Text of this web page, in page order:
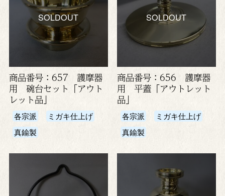
SOLDOUT
商品番号：657 護摩器
用 碗台セット「アウト
レット品」
各宗派
ミガキ仕上げ
真鍮製
SOLDOUT
商品番号：656 護摩器
用 平蓋「アウトレット
品」
各宗派
ミガキ仕上げ
真鍮製